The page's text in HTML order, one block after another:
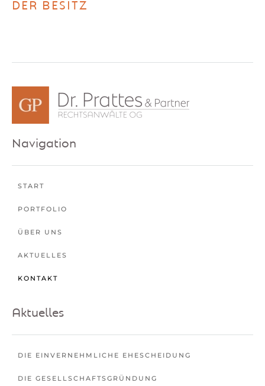
DER BESITZ
Navigation
START
PORTFOLIO
ÜBER UNS
AKTUELLES
KONTAKT
Aktuelles
DIE EINVERNEHMLICHE EHESCHEIDUNG
DIE GESELLSCHAFTSGRÜNDUNG